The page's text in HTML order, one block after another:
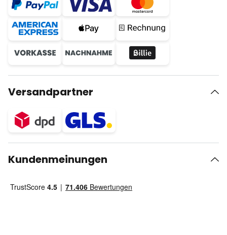
Versandpartner
Kundenmeinungen